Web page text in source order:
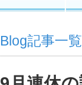
Blog記事一覧